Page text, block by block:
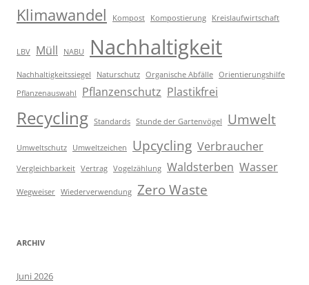
Klimawandel Kompost Kompostierung Kreislaufwirtschaft
LBV Müll NABU Nachhaltigkeit
Nachhaltigkeitssiegel Naturschutz Organische Abfälle Orientierungshilfe
Pflanzenauswahl
Pflanzenschutz Plastikfrei
Recycling Standards Stunde der Gartenvögel Umwelt
Umweltschutz Umweltzeichen Upcycling Verbraucher
Vergleichbarkeit Vertrag Vogelzählung Waldsterben Wasser
Wegweiser Wiederverwendung Zero Waste
ARCHIV
Juni 2026